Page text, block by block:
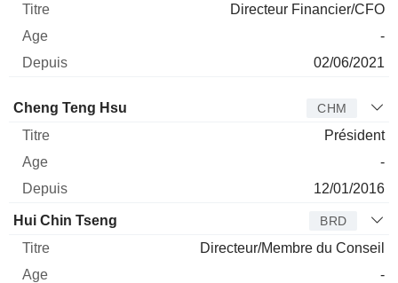
Directeur Financier/CFO
-
02/06/2021
Administrateur Titre
Cheng Teng Hsu CHM
Président
-
12/01/2016
Hui Chin Tseng BRD
Directeur/Membre du Conseil
-